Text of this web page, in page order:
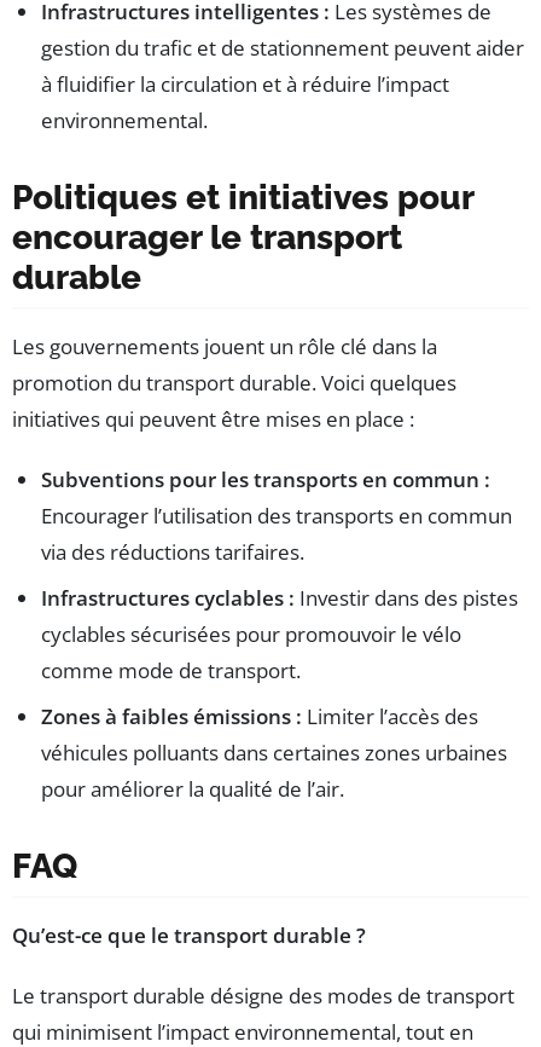
Infrastructures intelligentes : Les systèmes de
gestion du trafic et de stationnement peuvent aider
à fluidifier la circulation et à réduire l’impact
environnemental.
Politiques et initiatives pour
encourager le transport
durable
Les gouvernements jouent un rôle clé dans la
promotion du transport durable. Voici quelques
initiatives qui peuvent être mises en place :
Subventions pour les transports en commun :
Encourager l’utilisation des transports en commun
via des réductions tarifaires.
Infrastructures cyclables : Investir dans des pistes
cyclables sécurisées pour promouvoir le vélo
comme mode de transport.
Zones à faibles émissions : Limiter l’accès des
véhicules polluants dans certaines zones urbaines
pour améliorer la qualité de l’air.
FAQ
Qu’est-ce que le transport durable ?
Le transport durable désigne des modes de transport
qui minimisent l’impact environnemental, tout en